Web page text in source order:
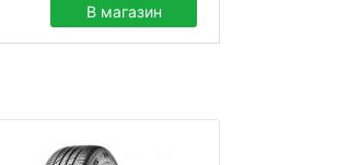
В магазин